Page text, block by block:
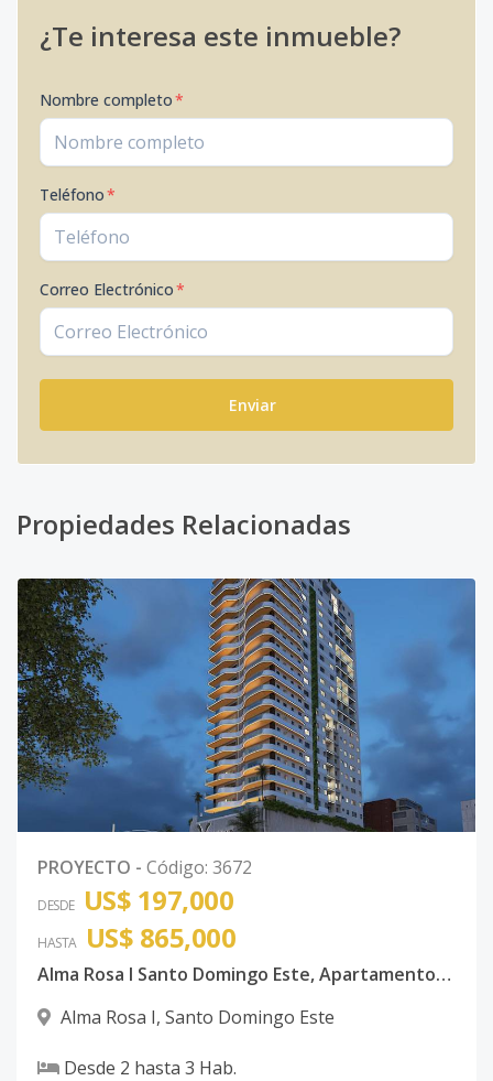
¿Te interesa este inmueble?
Nombre completo*
Teléfono*
Correo Electrónico*
Enviar
Propiedades Relacionadas
PROYECTO - Código: 3672
DESDE US$ 197,000
HASTA US$ 865,000
Alma Rosa I Santo Domingo Este, Apartamentos de 1,2 y 3 habitaciones Aibnb Friendly
Alma Rosa I, Santo Domingo Este
Desde 2 hasta 3 Hab.